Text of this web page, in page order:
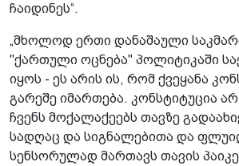
ჩაიდინეს“.
„მხოლოდ ერთი დანაშაული
"ქართული ოცნება" პოლიტიკაში
იყოს - ეს არის ის, რომ ქვეყანა
გარეშე იმართება. კონსტიტუცია
ჩვენს მოქალაქეებს თავზე
სადღაც და სიგნალებითა და
სენსორულად მართავს თავის